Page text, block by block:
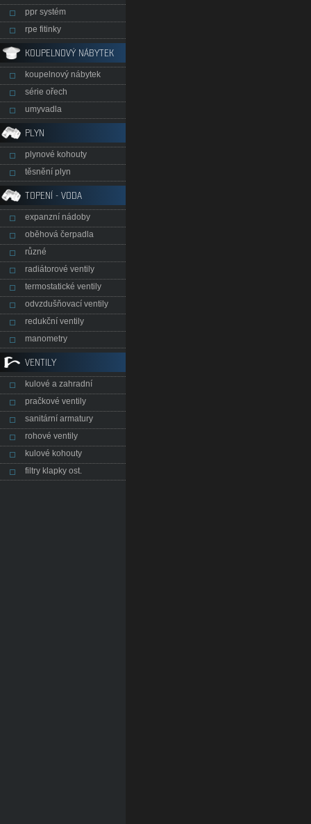
ppr systém
rpe fitinky
KOUPELNOVÝ NÁBYTEK
koupelnový nábytek
série ořech
umyvadla
PLYN
plynové kohouty
těsnění plyn
TOPENÍ - VODA
expanzní nádoby
oběhová čerpadla
různé
radiátorové ventily
termostatické ventily
odvzdušňovací ventily
redukční ventily
manometry
VENTILY
kulové a zahradní
pračkové ventily
sanitární armatury
rohové ventily
kulové kohouty
filtry klapky ost.